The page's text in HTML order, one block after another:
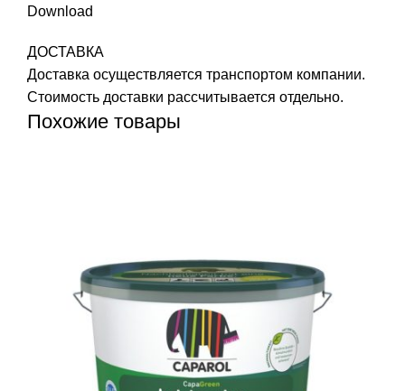
Download
ДОСТАВКА
Доставка осуществляется транспортом компании.
Стоимость доставки рассчитывается отдельно.
Похожие товары